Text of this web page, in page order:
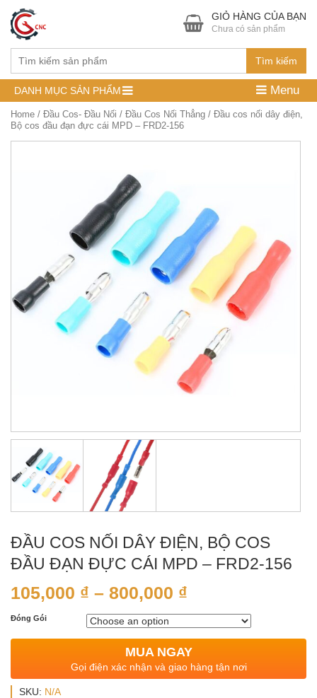
Tìm kiếm
GIỎ HÀNG CỦA BẠN
Chưa có sản phẩm
DANH MỤC SẢN PHẨM Menu
Home / Đầu Cos- Đầu Nối / Đầu Cos Nối Thẳng / Đầu cos nối dây điện,
Bộ cos đầu đạn đực cái MPD – FRD2-156
ĐẦU COS NỐI DÂY ĐIỆN, BỘ COS
ĐẦU ĐẠN ĐỰC CÁI MPD – FRD2-156
105,000 ₫ – 800,000 ₫
Đóng Gói
MUA NGAY
Gọi điện xác nhận và giao hàng tận nơi
SKU: N/A